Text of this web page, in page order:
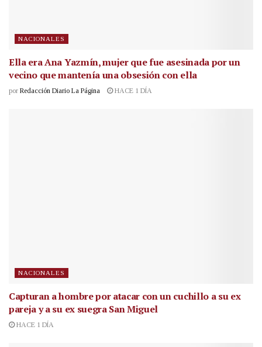
NACIONALES
Ella era Ana Yazmín, mujer que fue asesinada por un
vecino que mantenía una obsesión con ella
por Redacción Diario La Página HACE 1 DÍA
NACIONALES
Capturan a hombre por atacar con un cuchillo a su ex
pareja y a su ex suegra San Miguel
HACE 1 DÍA